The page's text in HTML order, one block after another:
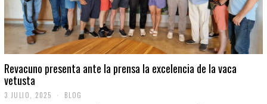
Revacuno presenta ante la prensa la excelencia de la vaca
vetusta
3 JULIO, 2025 BLOG